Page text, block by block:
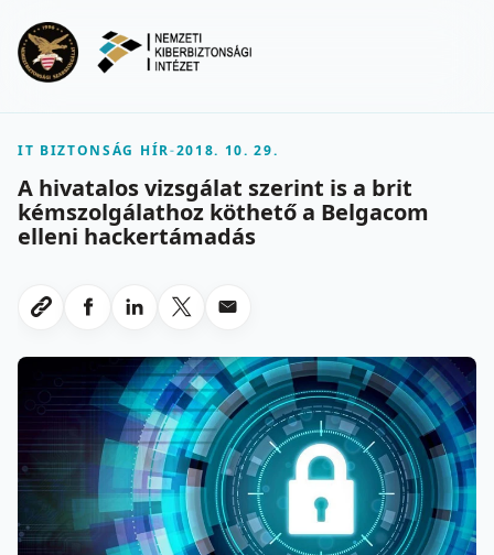
IT BIZTONSÁG HÍR-2018. 10. 29.
A hivatalos vizsgálat szerint is a brit
kémszolgálathoz köthető a Belgacom
elleni hackertámadás
Link masolasa
Megosztas Facebookon
Megosztas LinkedInen
Megosztas X-en
Megosztas emailben